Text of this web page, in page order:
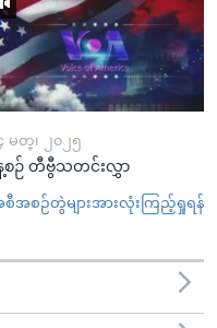
မတ္၊ ၂၀၂၅
စဉ် တီဗွီသတင်းလွှာ
အစဉ်တွဲများအားလုံးကြည့်ရှုရန်